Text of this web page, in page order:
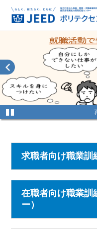
求職者向け職業訓
在職者向け職業訓
ー）